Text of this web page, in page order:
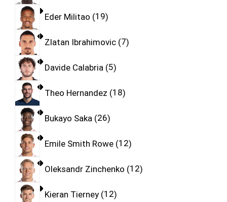
Eder Militao 19
Zlatan Ibrahimovic 7
Davide Calabria 5
Theo Hernandez 18
Bukayo Saka 26
Emile Smith Rowe 12
Oleksandr Zinchenko 12
Kieran Tierney 12